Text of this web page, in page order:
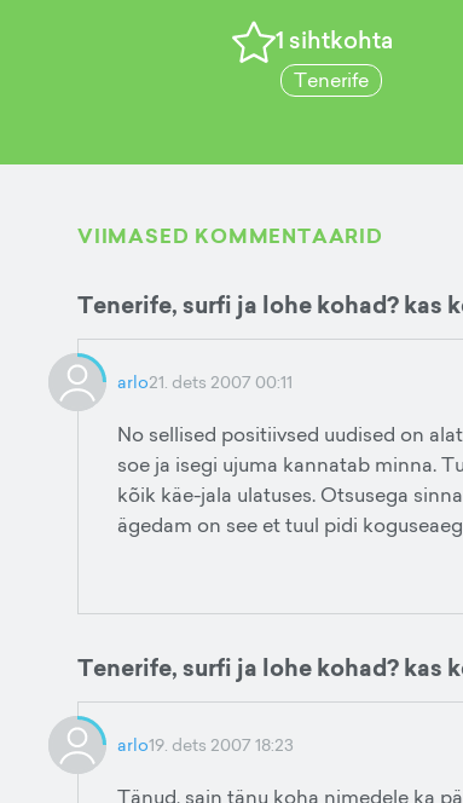
1 sihtkohta
Tenerife
VIIMASED KOMMENTAARID
Tenerife, surfi ja lohe kohad? kas
arlo21. dets 2007 00:11
No sellised positiivsed uudised on
soe ja isegi ujuma kannatab minna.
kõik käe-jala ulatuses. Otsusega
ägedam on see et tuul pidi
Tenerife, surfi ja lohe kohad? kas
arlo19. dets 2007 18:23
Tänud, sain tänu koha nimedele ka